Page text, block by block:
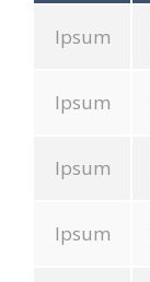
Ipsum
Ipsum
Ipsum
Ipsum